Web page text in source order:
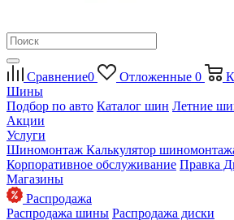
Сравнение0 Отложенные 0
Шины
Подбор по авто Каталог шин Летние
Акции
Услуги
Шиномонтаж Калькулятор
Корпоративное обслуживание Правка
Магазины
Распродажа
Распродажа шины Распродажа диски